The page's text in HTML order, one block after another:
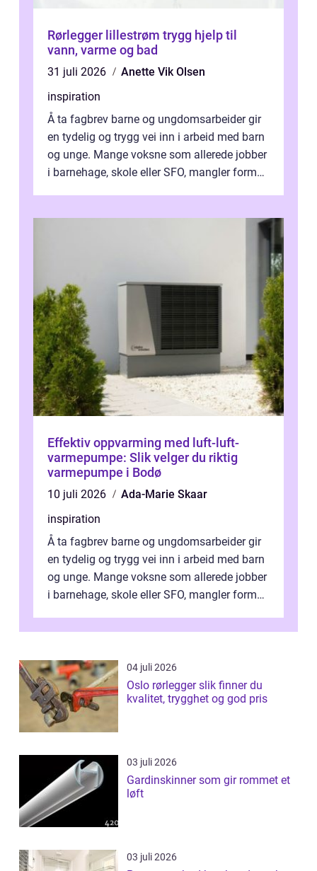
Rørlegger lillestrøm trygg hjelp til
vann, varme og bad
31 juli 2026
Anette Vik Olsen
inspiration
Å ta fagbrev barne og ungdomsarbeider gir
en tydelig og trygg vei inn i arbeid med barn
og unge. Mange voksne som allerede jobber
i barnehage, skole eller SFO, mangler formell
Effektiv oppvarming med luft-luft-
varmepumpe: Slik velger du riktig
varmepumpe i Bodø
10 juli 2026
Ada-Marie Skaar
inspiration
Å ta fagbrev barne og ungdomsarbeider gir
en tydelig og trygg vei inn i arbeid med barn
og unge. Mange voksne som allerede jobber
i barnehage, skole eller SFO, mangler formell
04 juli 2026
Oslo rørlegger slik finner du
kvalitet, trygghet og god pris
03 juli 2026
Gardinskinner som gir rommet et
løft
03 juli 2026